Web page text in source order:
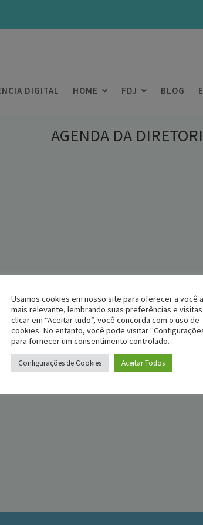
DIGITAL HOME FDJ BLOG
AGENDA DA
Usamos cookies em nosso site para oferecer a você
mais relevante, lembrando suas preferências e
clicar em “Aceitar tudo”, você concorda com o uso de
cookies. No entanto, você pode visitar
para fornecer um consentimento controlado.
Configurações de Cookies Aceitar Todos